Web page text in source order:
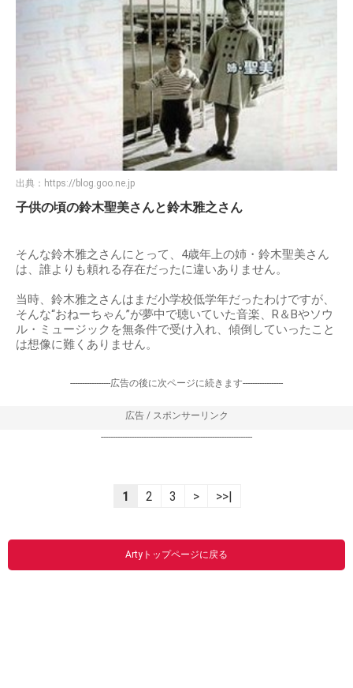
出典： https://blog.goo.ne.jp
子供の頃の鈴木聖美さんと鈴木雅之さん
そんな鈴木雅之さんにとって、4歳年上の姉・鈴木聖美さん
は、誰よりも頼れる存在だったに違いありません。
当時、鈴木雅之さんはまだ小学校低学年だったわけですが、
そんな“おねーちゃん”が夢中で聴いていた音楽、R＆Bやソウ
ル・ミュージックを無条件で受け入れ、傾倒していったこと
は想像に難くありません。
-----------------広告の後に次ページに続きます-----------------
広告 / スポンサーリンク
----------------------------------------------------------------
1 2 3 > >>|
Artyトップページに戻る